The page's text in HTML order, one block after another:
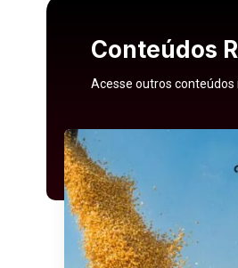
Conteúdos
Acesse outros conteúdos